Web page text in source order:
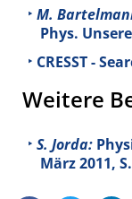
M.
Phys.
CRESST -
Weitere
S. Jorda:
März 2011,